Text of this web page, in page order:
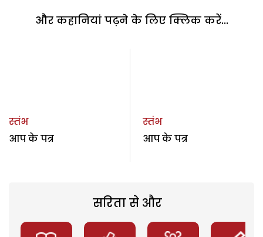
और कहानियां पढ़ने के लिए क्लिक करें...
स्तंभ
आप के पत्र
स्तंभ
आप के पत्र
सरिता से और